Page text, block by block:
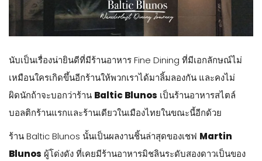
นับเป็นเรื่องน่ายินดีที่มีร้านอาหาร Fine Dining ที่มีเอกลักษณ์ไม่
เหมือนใครเกิดขึ้นอีกร้านให้พวกเราได้มาลิ้มลองกัน และคงไม่
ผิดนักถ้าจะบอกว่าร้าน Baltic Blunos เป็นร้านอาหารสไตล์
บอลติกร้านแรกและร้านเดียวในเมืองไทยในขณะนี้อีกด้วย
ร้าน Baltic Blunos นั้นเป็นผลงานชิ้นล่าสุดของเชฟ Martin
Blunos ผู้โด่งดัง ที่เคยมีร้านอาหารมิชลินระดับสองดาวเป็นของ